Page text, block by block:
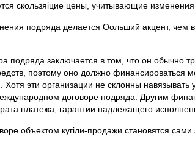
скользяiцие цены, учитывающие
подряда делается Оольший акцент, чем
подряда заключается в том, что он обычно
поэтому оно должно
эти организации не склонны
договоре подряда. Другим
платежа, гарантии надлежащего
объектом кугiли-продажи становятся